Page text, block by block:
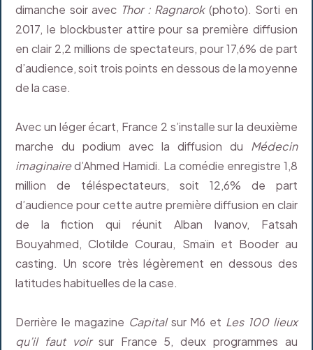
dimanche soir avec Thor : Ragnarok(photo). Sorti en
2017, le blockbuster attire pour sa première diffusion
en clair 2,2 millions de spectateurs, pour 17,6% de part
d’audience, soit trois points en dessous de la moyenne
de la case.
Avec un léger écart, France 2 s’installe sur la deuxième
marche du podium avec la diffusion du Médecin
imaginaired’Ahmed Hamidi. La comédie enregistre 1,8
million de téléspectateurs, soit 12,6% de part
d’audience pour cette autre première diffusion en clair
de la fiction qui réunit Alban Ivanov, Fatsah
Bouyahmed, Clotilde Courau, Smaïn et Booder au
casting. Un score très légèrement en dessous des
latitudes habituelles de la case.
Derrière le magazine Capitalsur M6 et Les 100 lieux
qu’il faut voirsur France 5, deux programmes au